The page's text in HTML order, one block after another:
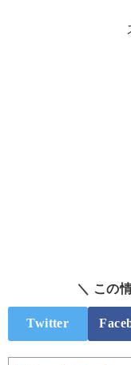
＼ この
Twitter